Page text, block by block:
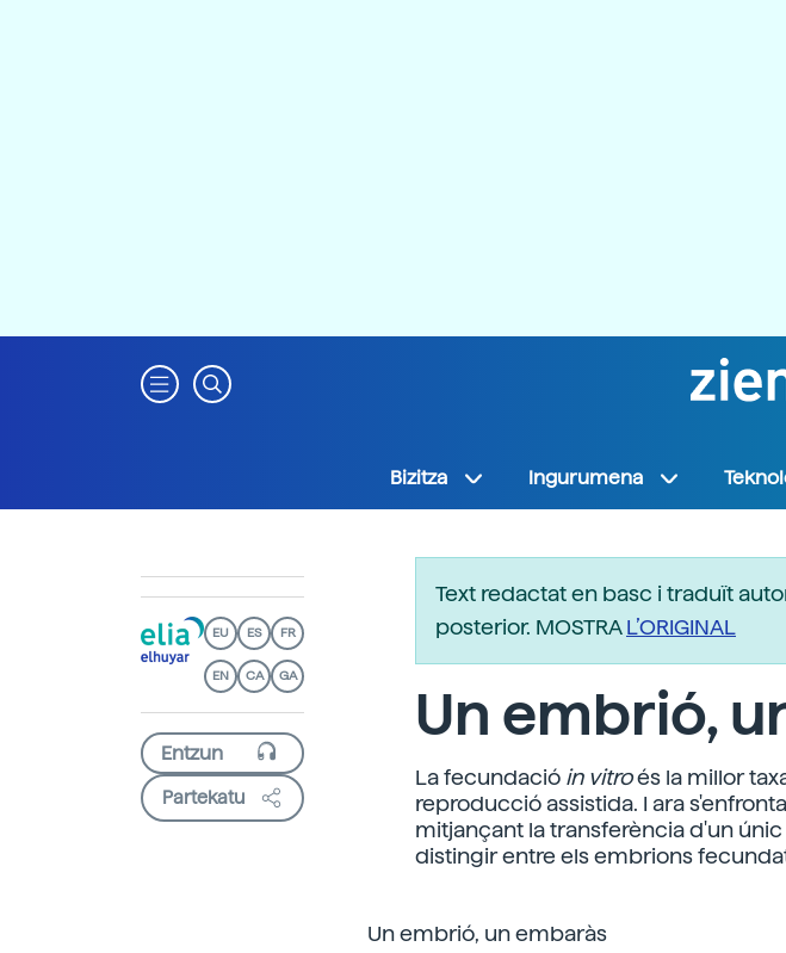
Bizitza Ingurumena
EU ES FR
EN CA GA
Partekatu
Text redactat en basc i traduït
posterior. MOSTRAL’ORIGINAL
Un embrió,
La fecundació in vitroés la millor
reproducció assistida. I ara
mitjançant la transferència d'un
distingir entre els embrions
Un embrió, un embaràs